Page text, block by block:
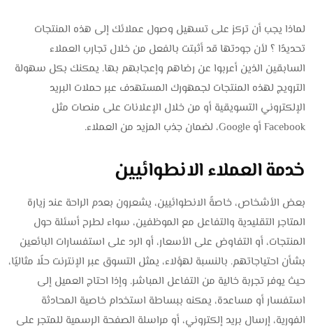
لماذا يجب أن تركز على تسهيل وصول عملائك إلى هذه المنتجات
تحديدًا ؟ لأن جودتها قد أثبتت بالفعل من خلال تجارب العملاء
السابقين الذين أعربوا عن رضاهم وإعجابهم بها. يمكنك بكل سهولة
الترويج لهذه المنتجات لجمهورك المستهدف عبر حملات البريد
الإلكتروني التسويقية أو من خلال الإعلانات على منصات مثل
Facebook أو Google، لضمان جذب المزيد من العملاء.
خدمة العملاء الانطوائيين
بعض الأشخاص، خاصةً الانطوائيين، يشعرون بعدم الراحة عند زيارة
المتاجر التقليدية والتفاعل مع الموظفين، سواء لطرح أسئلة حول
المنتجات، أو التفاوض على الأسعار، أو الرد على استفسارات البائعين
بشأن احتياجاتهم. بالنسبة لهؤلاء، يمثل التسوق عبر الإنترنت حلًا مثاليًا،
حيث يوفر تجربة خالية من التفاعل المباشر. وإذا احتاج العميل إلى
استفسار أو مساعدة، يمكنه ببساطة استخدام خاصية المحادثة
الفورية، إرسال بريد إلكتروني، أو مراسلة الصفحة الرسمية للمتجر على